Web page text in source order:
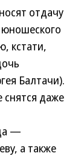
отдачу
кстати,
Балтачи).
снятся даже
—
а также